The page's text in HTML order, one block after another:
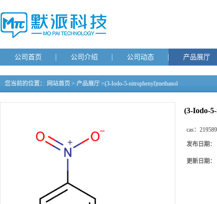
公司首页 公司介绍 公司动态 产品展厅
您当前的位置： 网站首页 > 产品展厅 >(3-Iodo-5-nitrophenyl)methanol
(3-Iodo-
cas：
发布日期：
更新日期：